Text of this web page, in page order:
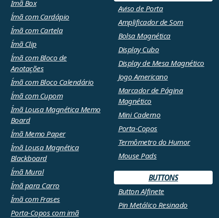
Ímã Box
Ímã com Cardápio
Ímã com Cartela
Ímã Clip
Ímã com Bloco de
Anotações
Ímã com Bloco Calendário
Ímã com Cupom
Ímã Lousa Magnética Memo
Board
Ímã Memo Paper
Ímã Lousa Magnética
Blackboard
Ímã Mural
Ímã para Carro
Ímã com Frases
Porta-Copos com imã
Aviso de Porta
Amplificador de Som
Bolsa Magnética
Display Cubo
Display de Mesa Magnético
Jogo Americano
Marcador de Página
Magnético
Mini Caderno
Porta-Copos
Termômetro do Humor
Mouse Pads
BUTTONS
Button Alfinete
Pin Metálico Resinado